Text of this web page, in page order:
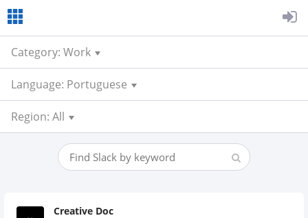
Category: Work
Language: Portuguese
Region: All
Creative Doc